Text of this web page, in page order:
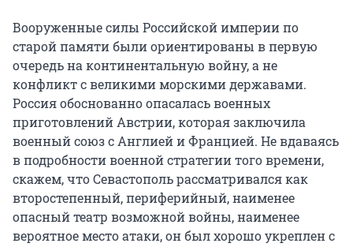
Вооруженные силы Российской империи по
старой памяти были ориентированы в первую
очередь на континентальную войну, а не
конфликт с великими морскими державами.
Россия обоснованно опасалась военных
приготовлений Австрии, которая заключила
военный союз с Англией и Францией. Не вдаваясь
в подробности военной стратегии того времени,
скажем, что Севастополь рассматривался как
второстепенный, периферийный, наименее
опасный театр возможной войны, наименее
вероятное место атаки, он был хорошо укреплен с